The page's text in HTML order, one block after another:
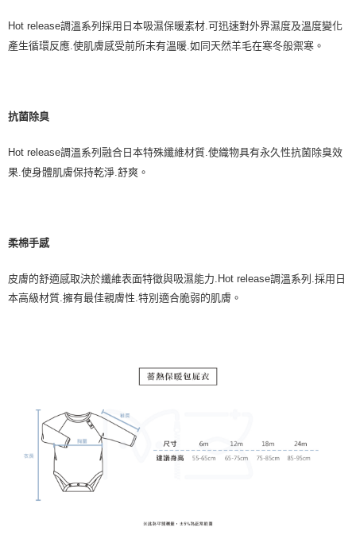
Hot release調溫系列採用日本吸濕保暖素材 可迅速對外界濕度及溫度變化
產生循環反應 使肌膚感受前所未有溫暖 如同天然羊毛在寒冬般禦寒。
抗菌除臭
Hot release調溫系列融合日本特殊纖維材質 使織物具有永久性抗菌除臭效
果 使身體肌膚保持乾淨 舒爽。
柔棉手感
皮膚的舒適感取決於纖維表面特徵與吸濕能力 .Hot release調溫系列 採用日
本高級材質.擁有最佳親膚性.特別適合脆弱的肌膚。